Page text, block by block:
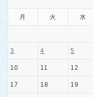
月 火 水
3 4 5
10 11 12
17 18 19